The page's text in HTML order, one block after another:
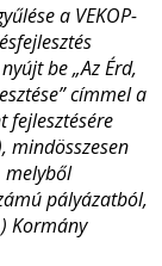
a VEKOP-
be „Az Érd,
címmel a
fejlesztésére
mindösszesen
melyből
pályázatból,
Kormány